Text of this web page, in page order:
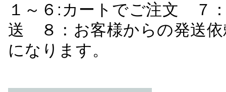
１～６:カートでご注文 ７
送 ８：お客様からの発送
になります。